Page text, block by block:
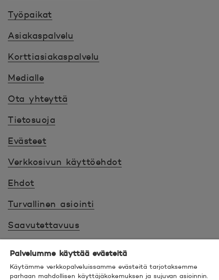
Työpaikat
Asiakaspalvelu
Korttiasiakaspalvelu
Medialle
Ota yhteyttä
Tietosuoja
Evästeet
Verkkosivun käyttöehdot
Ehdot
Turvallinen asiointi
Saavutettavuus
© 2026 POP Pankki,Hevosenkenkä 3, 02600
Palvelumme käyttää evästeitä
Käytämme verkkopalveluissamme evästeitä tarjotaksemme
parhaan mahdollisen käyttäjäkokemuksen ja sujuvan asioinnin.